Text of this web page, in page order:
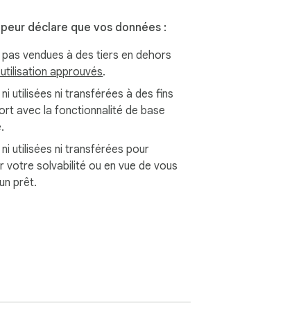
déclare que vos données :
vendues à des tiers en dehors
approuvés.
utilisées ni transférées à des fins
avec la fonctionnalité de base
utilisées ni transférées pour
votre solvabilité ou en vue de vous
prêt.